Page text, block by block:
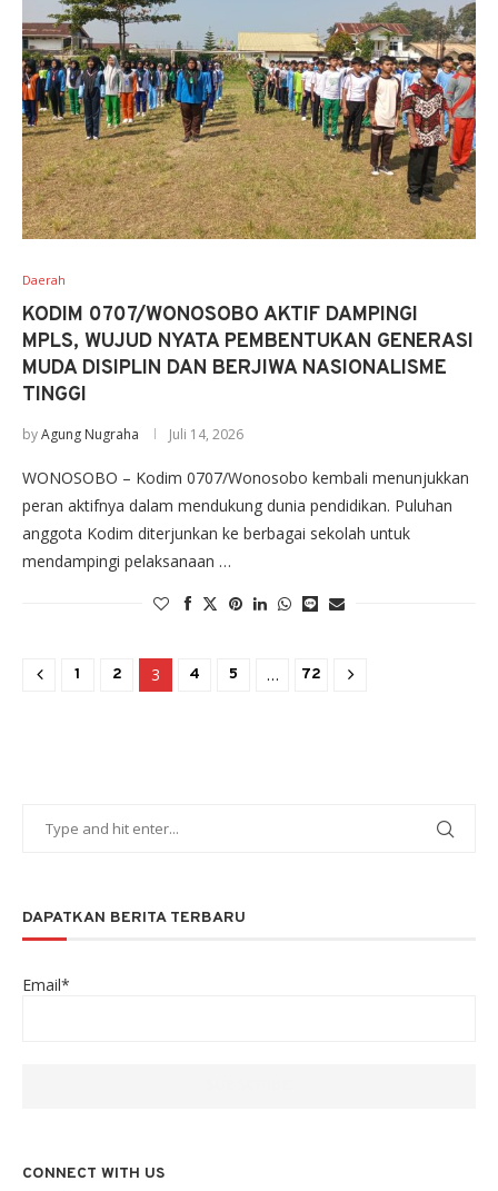
Daerah
KODIM 0707/WONOSOBO AKTIF DAMPINGI
MPLS, WUJUD NYATA PEMBENTUKAN GENERASI
MUDA DISIPLIN DAN BERJIWA NASIONALISME
TINGGI
byAgung Nugraha Juli 14, 2026
WONOSOBO – Kodim 0707/Wonosobo kembali menunjukkan
peran aktifnya dalam mendukung dunia pendidikan. Puluhan
anggota Kodim diterjunkan ke berbagai sekolah untuk
mendampingi pelaksanaan …
1 2 3 4 5 … 72
DAPATKAN BERITA TERBARU
Email*
CONNECT WITH US